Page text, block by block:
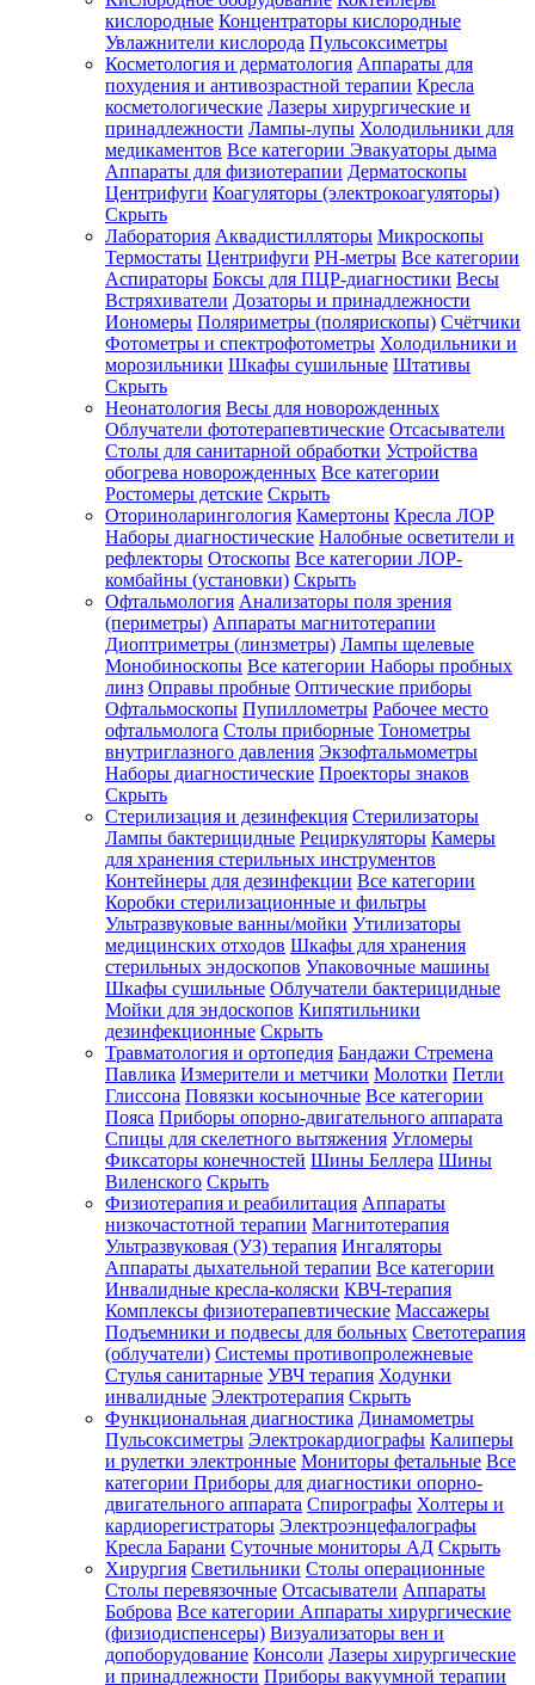
Зарегистрироваться
Зачем
регистрироваться?
Все
покупки
одном
месте
Личный
менеджер
Отслеживание
статуса
заказа
кислородные Концентраторы кислородные
Увлажнители кислорода Пульсоксиметры
Косметология и дерматология Аппараты для
похудения и антивозрастной терапии Кресла
косметологические Лазеры хирургические и
принадлежности Лампы-лупы Холодильники для
медикаментов Все категории Эвакуаторы дыма
Аппараты для физиотерапии Дерматоскопы
Центрифуги Коагуляторы (электрокоагуляторы)
Скрыть
Лаборатория Аквадистилляторы Микроскопы
Термостаты Центрифуги PH-метры Все категории
Аспираторы Боксы для ПЦР-диагностики Весы
Встряхиватели Дозаторы и принадлежности
Иономеры Поляриметры (полярископы) Счётчики
Фотометры и спектрофотометры Холодильники и
морозильники Шкафы сушильные Штативы
Скрыть
Неонатология Весы для новорожденных
Облучатели фототерапевтические Отсасыватели
Столы для санитарной обработки Устройства
обогрева новорожденных Все категории
Ростомеры детские Скрыть
Оториноларингология Камертоны Кресла ЛОР
Наборы диагностические Налобные осветители и
рефлекторы Отоскопы Все категории ЛОР-
комбайны (установки) Скрыть
Офтальмология Анализаторы поля зрения
(периметры) Аппараты магнитотерапии
Диоптриметры (линзметры) Лампы щелевые
Монобиноскопы Все категории Наборы пробных
линз Оправы пробные Оптические приборы
Офтальмоскопы Пупиллометры Рабочее место
офтальмолога Столы приборные Тонометры
внутриглазного давления Экзофтальмометры
Наборы диагностические Проекторы знаков
Скрыть
Стерилизация и дезинфекция Стерилизаторы
Лампы бактерицидные Рециркуляторы Камеры
для хранения стерильных инструментов
Контейнеры для дезинфекции Все категории
Коробки стерилизационные и фильтры
Ультразвуковые ванны/мойки Утилизаторы
медицинских отходов Шкафы для хранения
стерильных эндоскопов Упаковочные машины
Шкафы сушильные Облучатели бактерицидные
Мойки для эндоскопов Кипятильники
дезинфекционные Скрыть
Травматология и ортопедия Бандажи Стремена
Павлика Измерители и метчики Молотки Петли
Глиссона Повязки косыночные Все категории
Пояса Приборы опорно-двигательного аппарата
Спицы для скелетного вытяжения Угломеры
Фиксаторы конечностей Шины Беллера Шины
Виленского Скрыть
Физиотерапия и реабилитация Аппараты
низкочастотной терапии Магнитотерапия
Ультразвуковая (УЗ) терапия Ингаляторы
Аппараты дыхательной терапии Все категории
Инвалидные кресла-коляски КВЧ-терапия
Комплексы физиотерапевтические Массажеры
Подъемники и подвесы для больных Светотерапия
(облучатели) Системы противопролежневые
Стулья санитарные УВЧ терапия Ходунки
инвалидные Электротерапия Скрыть
Функциональная диагностика Динамометры
Пульсоксиметры Электрокардиографы Калиперы
и рулетки электронные Мониторы фетальные Все
категории Приборы для диагностики опорно-
двигательного аппарата Спирографы Холтеры и
кардиорегистраторы Электроэнцефалографы
Кресла Барани Суточные мониторы АД Скрыть
Хирургия Светильники Столы операционные
Столы перевязочные Отсасыватели Аппараты
Боброва Все категории Аппараты хирургические
(физиодиспенсеры) Визуализаторы вен и
допоборудование Консоли Лазеры хирургические
и принадлежности Приборы вакуумной терапии